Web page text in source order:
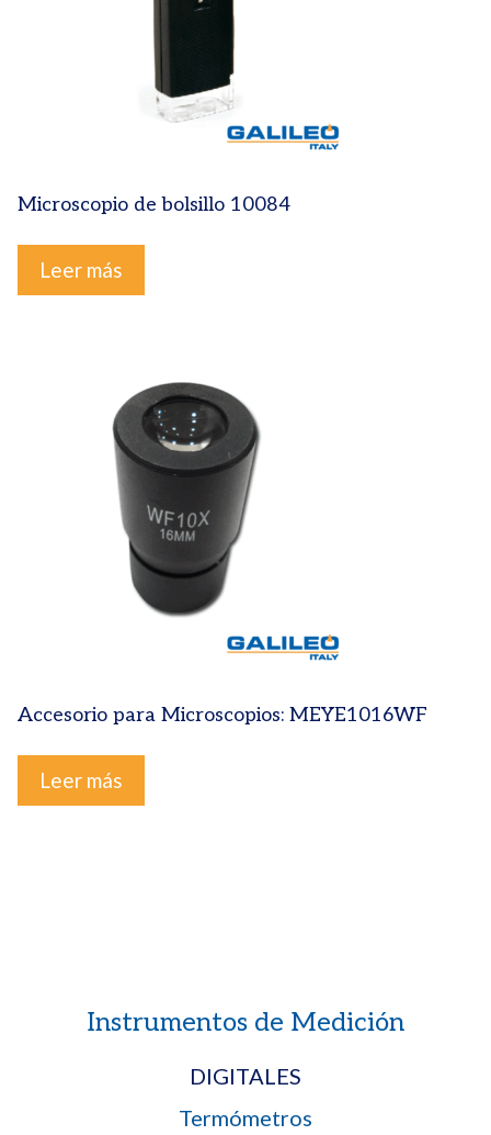
Microscopio de bolsillo 10084
Leer más
Accesorio para Microscopios: MEYE1016WF
Leer más
Instrumentos de Medición
DIGITALES
Termómetros